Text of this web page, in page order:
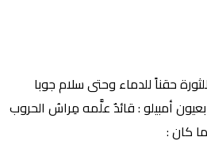
حقناً للدماء وحتى سلام جوبا
أمبيلو : قائدٌ علَّمه مِراسُ الحروب
كان :